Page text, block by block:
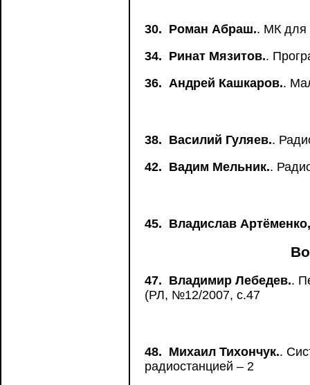
30. Роман Абраш.. МК для
34. Ринат Мязитов..
36. Андрей Кашкаров..
38. Василий Гуляев..
42. Вадим Мельник..
45. Владислав
47. Владимир Лебедев..
(РЛ, №12/2007, с.47
48. Михаил Тихончук..
радиостанцией – 2